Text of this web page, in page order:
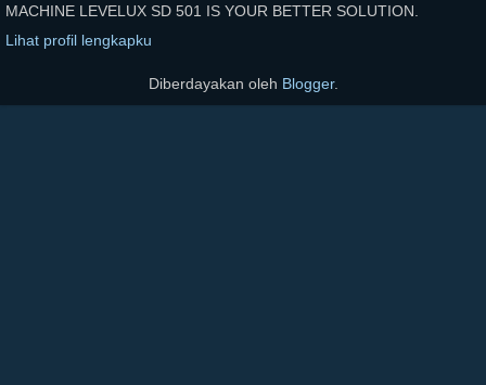
MACHINE LEVELUX SD 501 IS YOUR BETTER SOLUTION.
Lihat profil lengkapku
Diberdayakan oleh Blogger.